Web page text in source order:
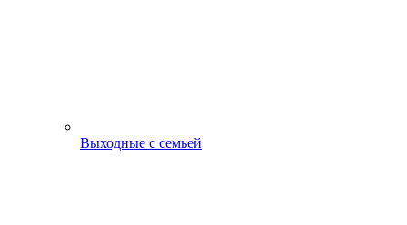
Выходные с семьей